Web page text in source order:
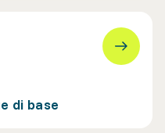
di base